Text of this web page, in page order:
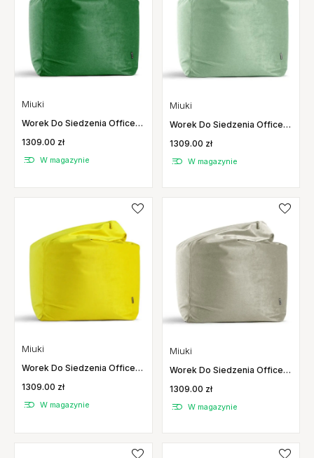
Miuki
Worek Do Siedzenia Office
1309.00 zł
W magazynie
Miuki
Worek Do Siedzenia Office
1309.00 zł
W magazynie
Miuki
Worek Do Siedzenia Office
1309.00 zł
W magazynie
Miuki
Worek Do Siedzenia Office
1309.00 zł
W magazynie